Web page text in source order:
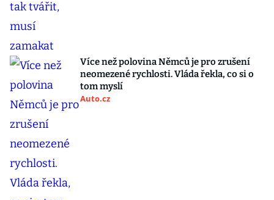
Více než polovina Němců je pro zrušení
neomezené rychlosti. Vláda řekla, co si o
tom myslí
Auto.cz